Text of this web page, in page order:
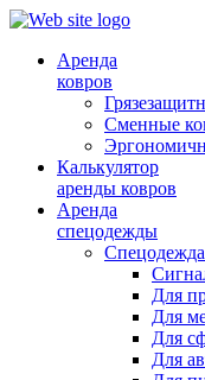
Аренда
ковров
Сменные
Калькулятор
аренды ковров
Аренда
спецодежды
Для
Для
Для
Для